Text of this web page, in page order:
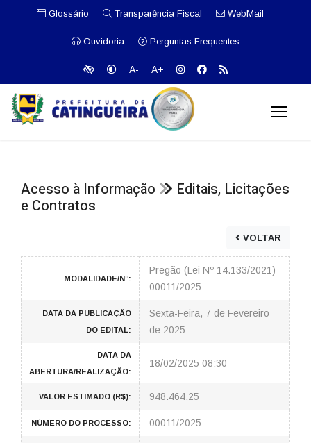
Glossário Transparência Fiscal WebMail
Ouvidoria Perguntas Frequentes
A- A+
Acesso à Informação
Editais, Licitações
e Contratos
VOLTAR
MODALIDADE/Nº:
Pregão (Lei Nº 14.133/2021)
00011/2025
DATA DA PUBLICAÇÃO
DO EDITAL:
Sexta-Feira, 7 de Fevereiro
de 2025
DATA DA
ABERTURA/REALIZAÇÃO:
18/02/2025 08:30
VALOR ESTIMADO (R$): 948.464,25
NÚMERO DO PROCESSO: 00011/2025